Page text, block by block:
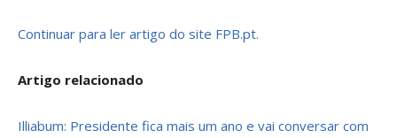
Continuar para ler artigo do site FPB.pt.
Artigo relacionado
Illiabum: Presidente fica mais um ano e vai conversar com